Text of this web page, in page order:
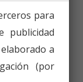
para
publicidad
a
(por